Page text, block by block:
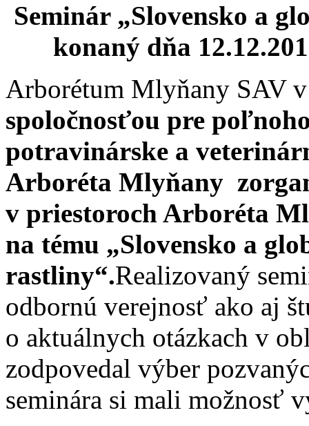
Seminár „Slovensko a
konaný dňa
Arborétum Mlyňany SAV
spoločnosťou pre
potravinárske a
Arboréta Mlyňany
v priestoroch Arboréta
na tému „Slovensko a
rastliny“.Realizovaný
odbornú verejnosť ako aj
o aktuálnych otázkach v
zodpovedal výber
seminára si mali možnosť